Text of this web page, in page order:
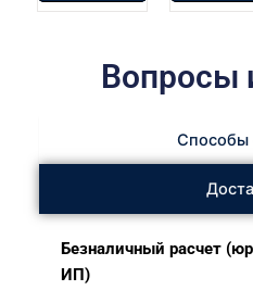
Вопросы
Способы
Безналичный расчет
ИП)